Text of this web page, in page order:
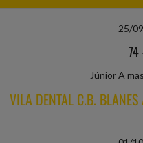
25/
74
Júnior A
VILA DENTAL C.B.